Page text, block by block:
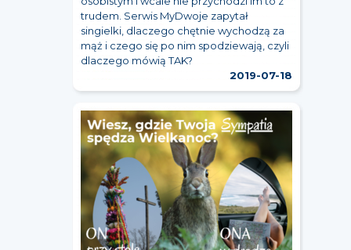
trudem. Serwis MyDwoje zapytał
singielki, dlaczego chętnie wychodzą za
mąż i czego się po nim spodziewają, czyli
dlaczego mówią TAK?
2019-07-18